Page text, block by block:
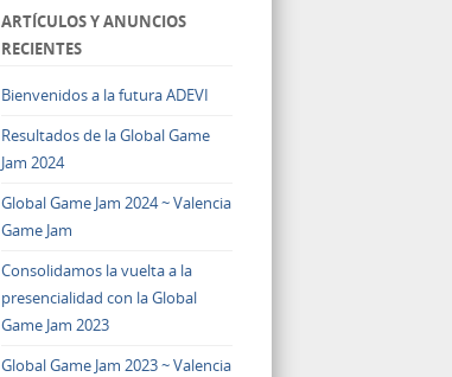
ARTÍCULOS Y ANUNCIOS
RECIENTES
Bienvenidos a la futura ADEVI
Resultados de la Global Game
Jam 2024
Global Game Jam 2024 ~ Valencia
Game Jam
Consolidamos la vuelta a la
presencialidad con la Global
Game Jam 2023
Global Game Jam 2023 ~ Valencia